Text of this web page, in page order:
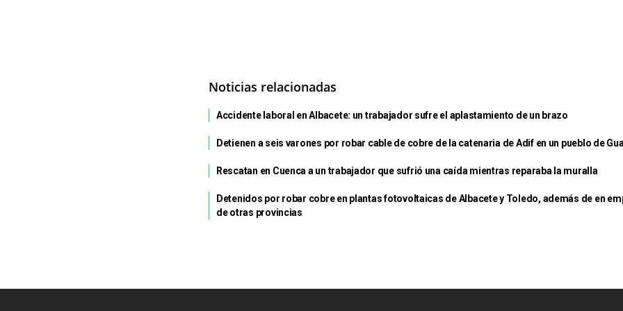
Noticias relacionadas
Accidente laboral en Albacete: un trabajador sufre el aplastamiento de un brazo
Detienen a seis varones por robar cable de cobre de la catenaria de Adif en un pueblo de
Rescatan en Cuenca a un trabajador que sufrió una caída mientras reparaba la muralla
Detenidos por robar cobre en plantas fotovoltaicas de Albacete y Toledo, además de en
de otras provincias